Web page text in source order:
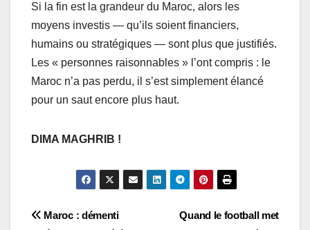
Si la fin est la grandeur du Maroc, alors les
moyens investis — qu’ils soient financiers,
humains ou stratégiques — sont plus que justifiés.
Les « personnes raisonnables » l’ont compris : le
Maroc n’a pas perdu, il s’est simplement élancé
pour un saut encore plus haut.
DIMA MAGHRIB !
Navigation
Quand le football met
Maroc : démenti